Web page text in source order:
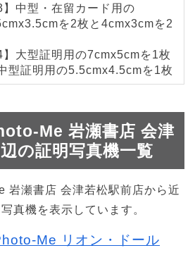
】中型・在留カード用の
を2枚と4cmx3cmを2
4】大型証明用の7cmx5cmを1枚
型証明用の5.5cmx4.5cmを1枚
Me 岩瀬書店 会津
の証明写真機一覧
岩瀬書店 会津若松駅前店から近
真機を表示しています。
Me リオン・ドール